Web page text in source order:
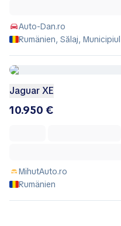
Auto-Dan.ro
Rumänien, Sălaj,
Jaguar XE
10.950 €
MihutAuto.ro
Rumänien